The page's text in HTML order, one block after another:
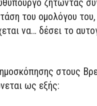
ζητώντας
του ομολόγου του,
να… δέσει το
στους
ως εξής: